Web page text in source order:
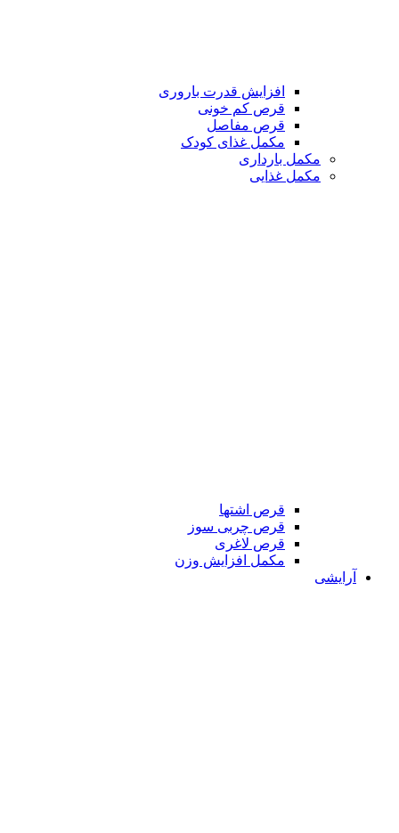
افزایش قدرت باروری
قرص کم خونی
قرص مفاصل
مکمل غذای کودک
مکمل بارداری
مکمل غذایی
قرص اشتها
قرص چربی سوز
قرص لاغری
مکمل افزایش وزن
آرایشی